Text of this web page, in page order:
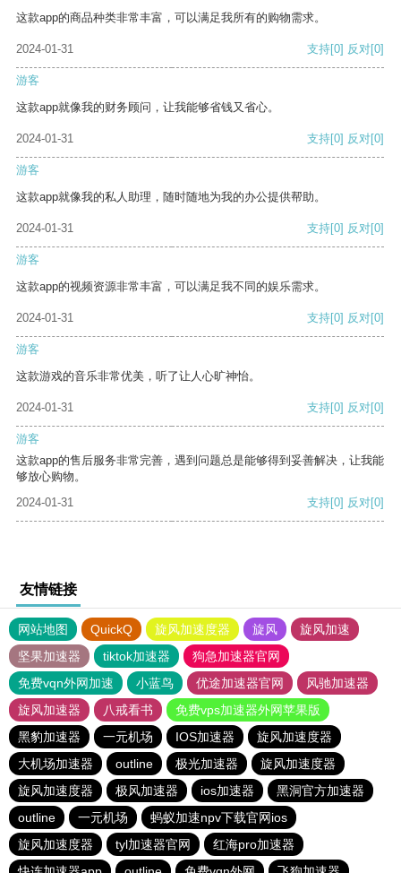
这款app的商品种类非常丰富，可以满足我所有的购物需求。
2024-01-31 支持[0] 反对[0]
游客
这款app就像我的财务顾问，让我能够省钱又省心。
2024-01-31 支持[0] 反对[0]
游客
这款app就像我的私人助理，随时随地为我的办公提供帮助。
2024-01-31 支持[0] 反对[0]
游客
这款app的视频资源非常丰富，可以满足我不同的娱乐需求。
2024-01-31 支持[0] 反对[0]
游客
这款游戏的音乐非常优美，听了让人心旷神怡。
2024-01-31 支持[0] 反对[0]
游客
这款app的售后服务非常完善，遇到问题总是能够得到妥善解决，让我能
够放心购物。
2024-01-31
支持[0] 反对[0]
友情链接
网站地图 QuickQ 旋风加速度器 旋风
旋风加速
坚果加速器
tiktok加速器
狗急加速器官网
免费vqn外网加速
小蓝鸟 优途加速器官网
风驰加速器
旋风加速器
八戒看书
免费vps加速器外网苹果版
黑豹加速器
一元机场 IOS加速器
旋风加速度器
大机场加速器
outline 极光加速器
旋风加速度器
旋风加速度器
极风加速器 ios加速器
黑洞官方加速器
outline
一元机场
蚂蚁加速npv下载官网ios
旋风加速度器
tyl加速器官网
红海pro加速器